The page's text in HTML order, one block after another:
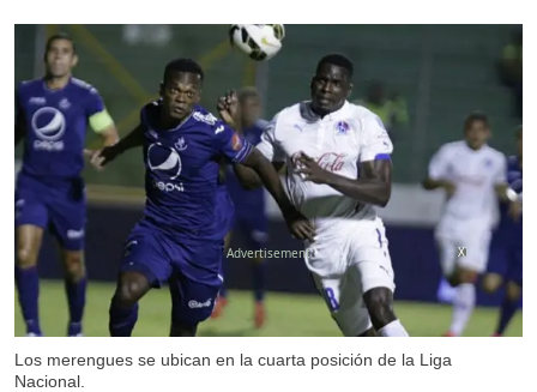
Los merengues se ubican en la cuarta posición de la Liga
Nacional.
X